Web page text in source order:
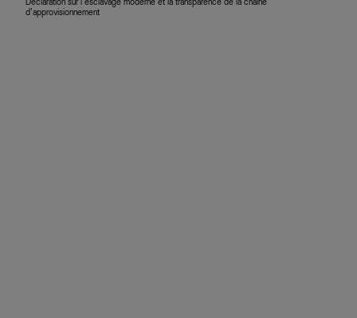
Déclaration sur l’esclavage moderne et la transparence de la chaîne
d’approvisionnement